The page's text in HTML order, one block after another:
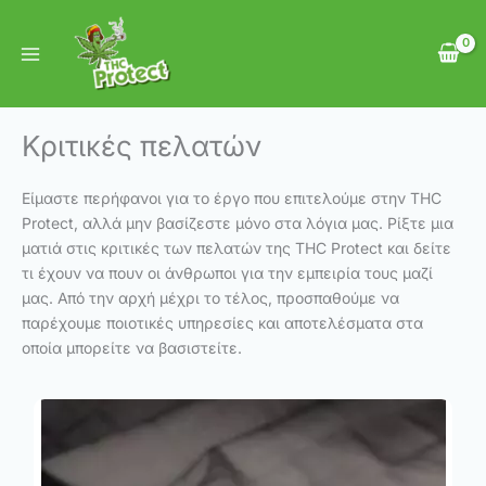
content
Κριτικές πελατών
Είμαστε περήφανοι για το έργο που επιτελούμε στην THC
Protect, αλλά μην βασίζεστε μόνο στα λόγια μας. Ρίξτε μια
ματιά στις κριτικές των πελατών της THC Protect και δείτε
τι έχουν να πουν οι άνθρωποι για την εμπειρία τους μαζί
μας. Από την αρχή μέχρι το τέλος, προσπαθούμε να
παρέχουμε ποιοτικές υπηρεσίες και αποτελέσματα στα
οποία μπορείτε να βασιστείτε.